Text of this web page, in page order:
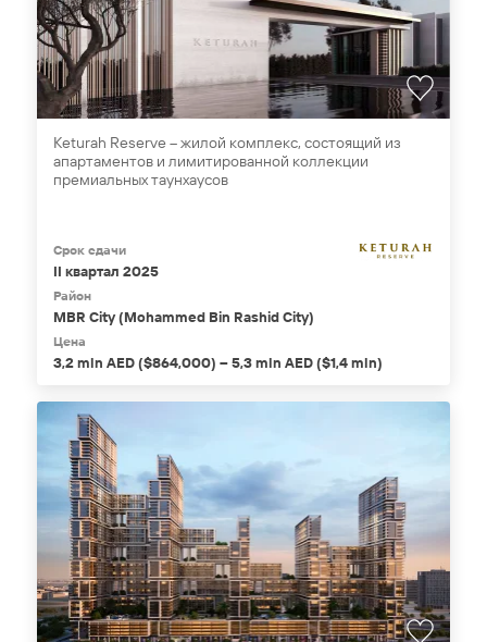
Keturah Reserve – жилой комплекс, состоящий из
апартаментов и лимитированной коллекции
премиальных таунхаусов
Срок сдачи
II квартал 2025
Район
MBR City (Mohammed Bin Rashid City)
Цена
3,2 mln AED ($864,000) – 5,3 mln AED ($1,4 mln)